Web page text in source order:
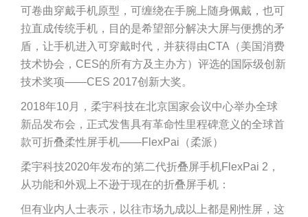
可卷曲穿戴手机原型，可缠绕在手腕上随身佩戴，也可
拉直成传统手机，目的是希望部分解决大屏与便携的矛
盾，让手机进入可穿戴时代，并获得由CTA（美国消费
技术协会，CES的所有方及主办方）评选的国际级创新
技术奖项——CES 2017创新大奖。
2018年10月，柔宇科技在北京国家会议中心举办全球
新品发布会，正式发售具有革命性里程碑意义的全球首
款可折叠柔性屏手机——FlexPai（柔派）
柔宇科技2020年发布的第二代折叠屏手机FlexPai 2，
从功能和外观上不逊于现在的折叠屏手机：
但有业内人士表示，以往市场九成以上都是刚性屏，这